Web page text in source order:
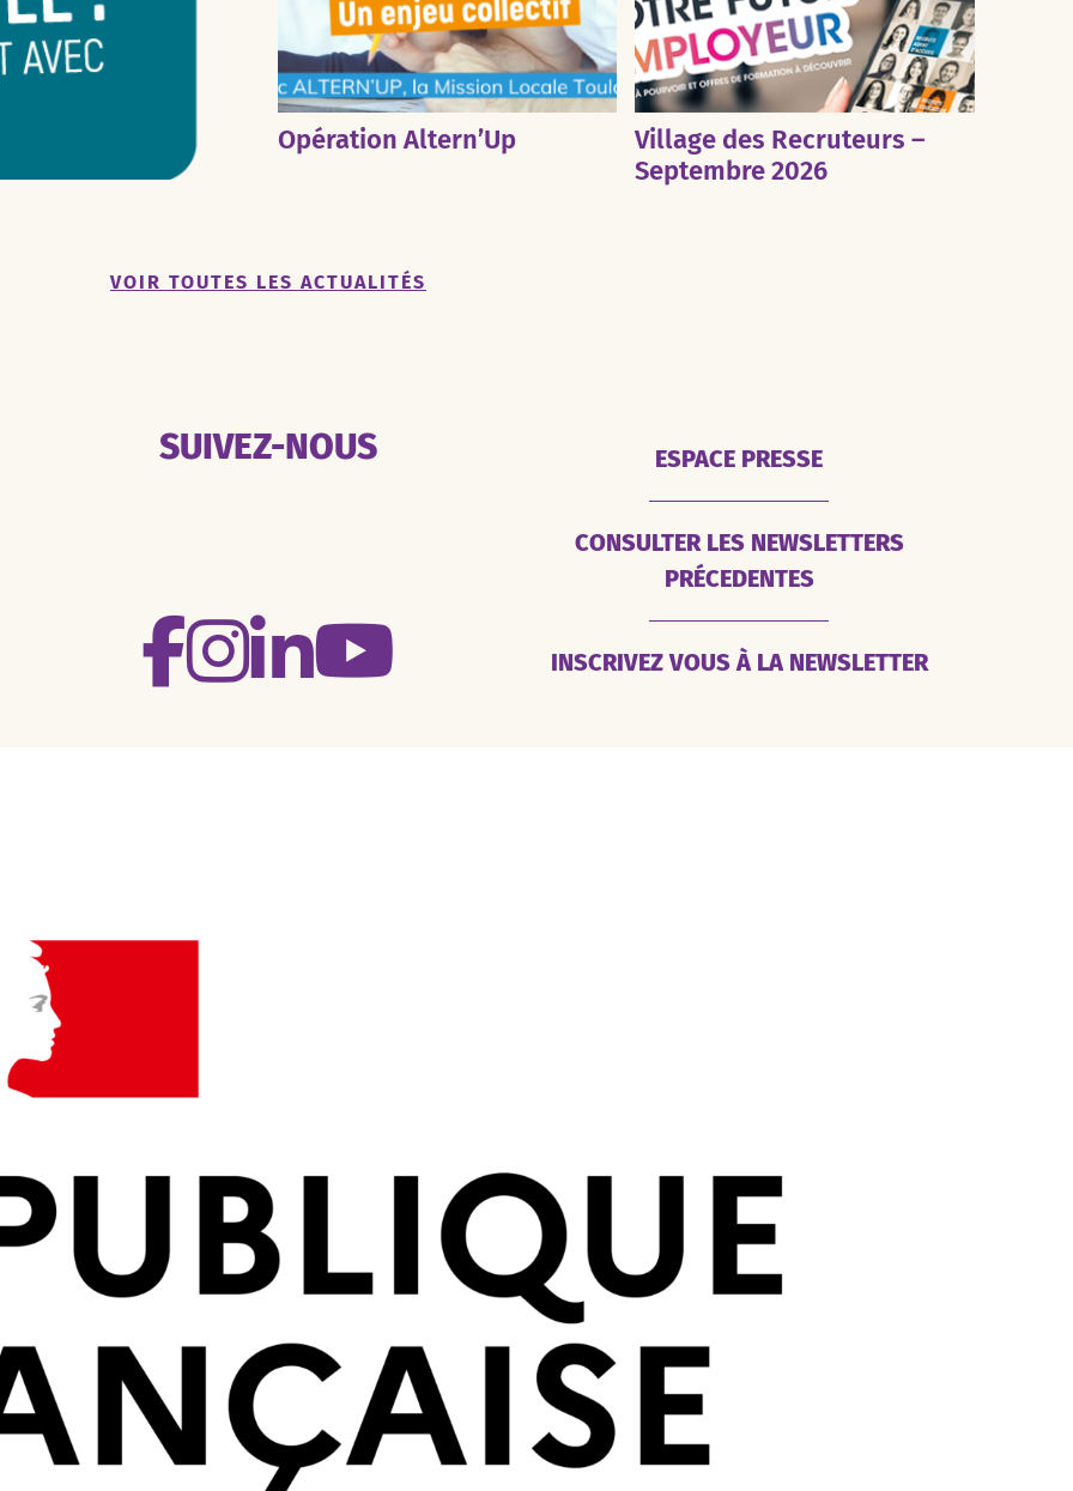
Opération Altern’Up
Village des Recruteurs –
Septembre 2026
VOIR TOUTES LES ACTUALITÉS
SUIVEZ-NOUS ESPACE PRESSE
CONSULTER LES NEWSLETTERS
PRÉCEDENTES
INSCRIVEZ VOUS À LA NEWSLETTER